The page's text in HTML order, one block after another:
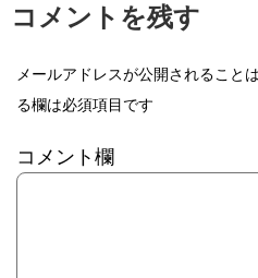
コメントを残す
メールアドレスが公開されること
る欄は必須項目です
コメント欄